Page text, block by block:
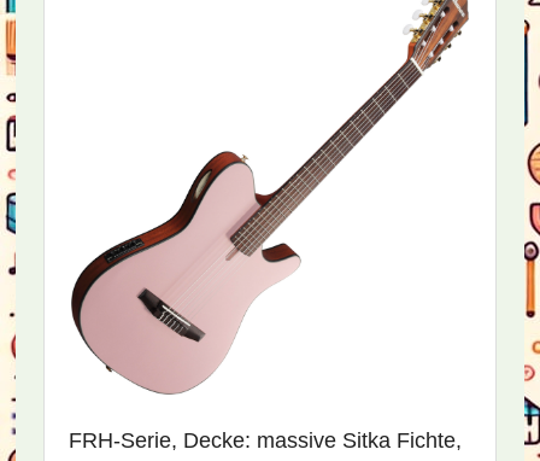
FRH-Serie, Decke: massive Sitka Fichte,